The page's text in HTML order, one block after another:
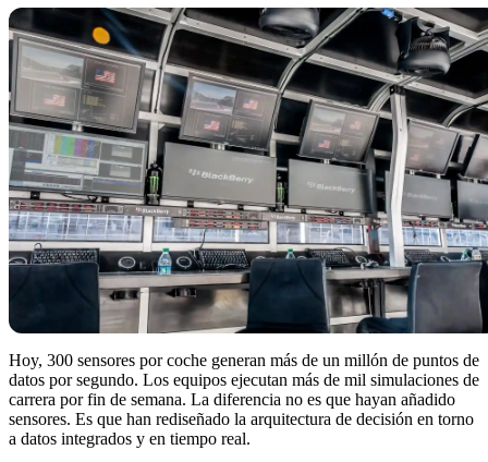
Hoy, 300 sensores por coche generan más de un millón de puntos de
datos por segundo. Los equipos ejecutan más de mil simulaciones de
carrera por fin de semana. La diferencia no es que hayan añadido
sensores. Es que han rediseñado la arquitectura de decisión en torno
a datos integrados y en tiempo real.